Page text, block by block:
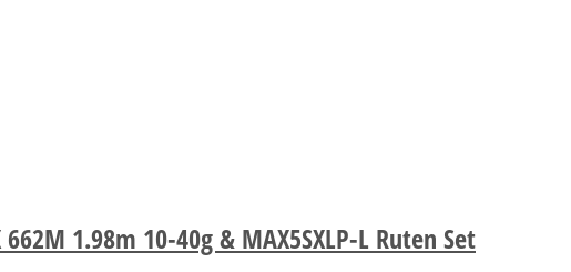
1.98m 10-40g & MAX5SXLP-L Ruten Set